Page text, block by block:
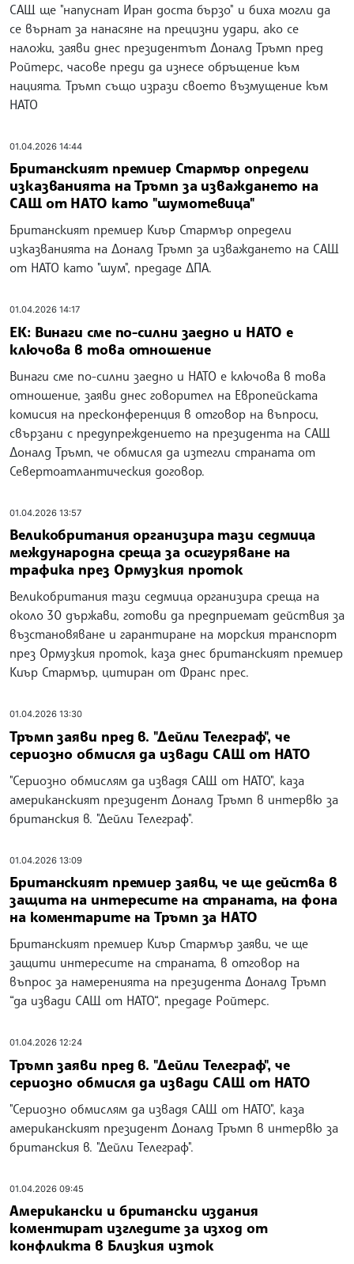
САЩ ще "напуснат Иран доста бързо" и биха могли да
се върнат за нанасяне на прецизни удари, ако се
наложи, заяви днес президентът Доналд Тръмп пред
Ройтерс, часове преди да изнесе обръщение към
нацията. Тръмп също изрази своето възмущение към
НАТО
01.04.2026 14:44
Британският премиер Стармър определи
изказванията на Тръмп за изваждането на
САЩ от НАТО като "шумотевица"
Британският премиер Киър Стармър определи
изказванията на Доналд Тръмп за изваждането на САЩ
от НАТО като "шум", предаде ДПА.
01.04.2026 14:17
ЕК: Винаги сме по-силни заедно и НАТО е
ключова в това отношение
Винаги сме по-силни заедно и НАТО е ключова в това
отношение, заяви днес говорител на Европейската
комисия на пресконференция в отговор на въпроси,
свързани с предупреждението на президента на САЩ
Доналд Тръмп, че обмисля да изтегли страната от
Севертоатлантическия договор.
01.04.2026 13:57
Великобритания организира тази седмица
международна среща за осигуряване на
трафика през Ормузкия проток
Великобритания тази седмица организира среща на
около 30 държави, готови да предприемат действия за
възстановяване и гарантиране на морския транспорт
през Ормузкия проток, каза днес британският премиер
Киър Стармър, цитиран от Франс прес.
01.04.2026 13:30
Тръмп заяви пред в. "Дейли Телеграф", че
сериозно обмисля да извади САЩ от НАТО
"Сериозно обмислям да извадя САЩ от НАТО", каза
американският президент Доналд Тръмп в интервю за
британския в. "Дейли Телеграф".
01.04.2026 13:09
Британският премиер заяви, че ще действа в
защита на интересите на страната, на фона
на коментарите на Тръмп за НАТО
Британският премиер Киър Стармър заяви, че ще
защити интересите на страната, в отговор на
въпрос за намеренията на президента Доналд Тръмп
“да извади САЩ от НАТО“, предаде Ройтерс.
01.04.2026 12:24
Тръмп заяви пред в. "Дейли Телеграф", че
сериозно обмисля да извади САЩ от НАТО
"Сериозно обмислям да извадя САЩ от НАТО", каза
американският президент Доналд Тръмп в интервю за
британския в. "Дейли Телеграф".
01.04.2026 09:45
Американски и британски издания
коментират изгледите за изход от
конфликта в Близкия изток